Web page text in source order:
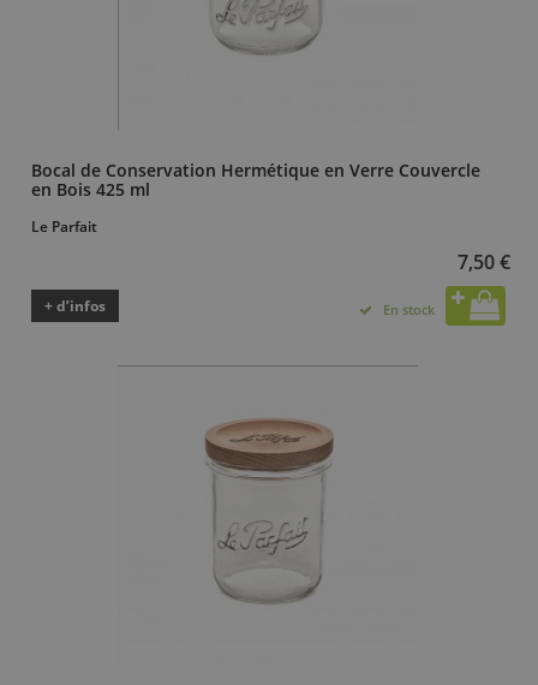
Bocal de Conservation Hermétique en Verre Couvercle
en Bois 425 ml
Le Parfait
7,50 €
+ d’infos En stock